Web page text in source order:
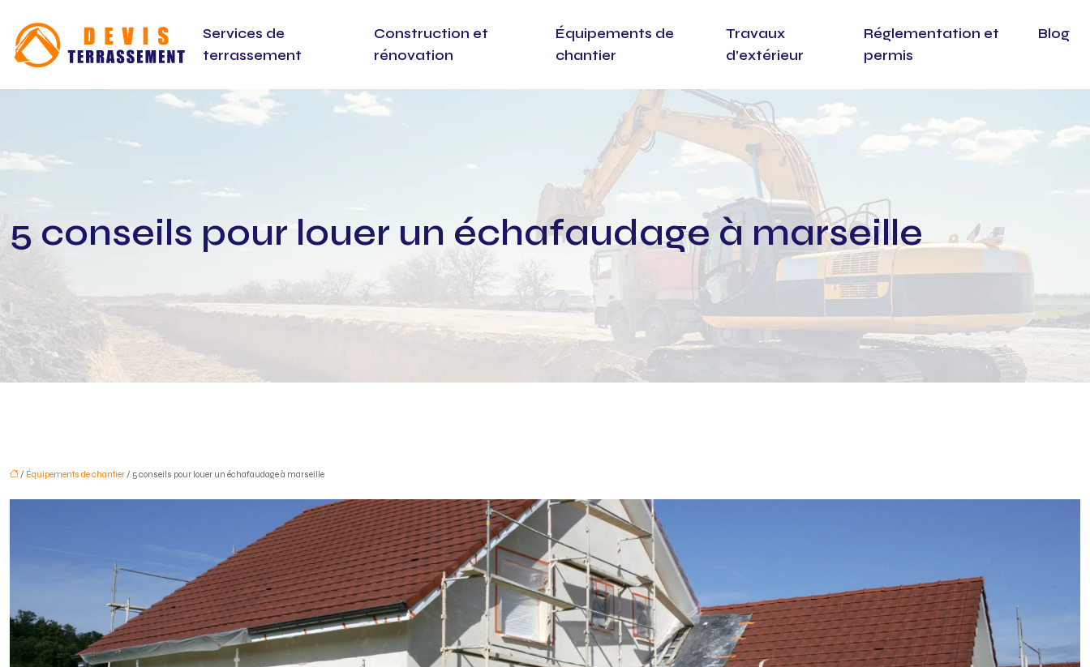
Services de
terrassement
Construction et
rénovation
Équipements de
chantier
Travaux
d’extérieur
Réglementation et
permis
Blog
5 conseils pour louer un échafaudage à marseille
/ Équipements de chantier/ 5 conseils pour louer un échafaudage à marseille